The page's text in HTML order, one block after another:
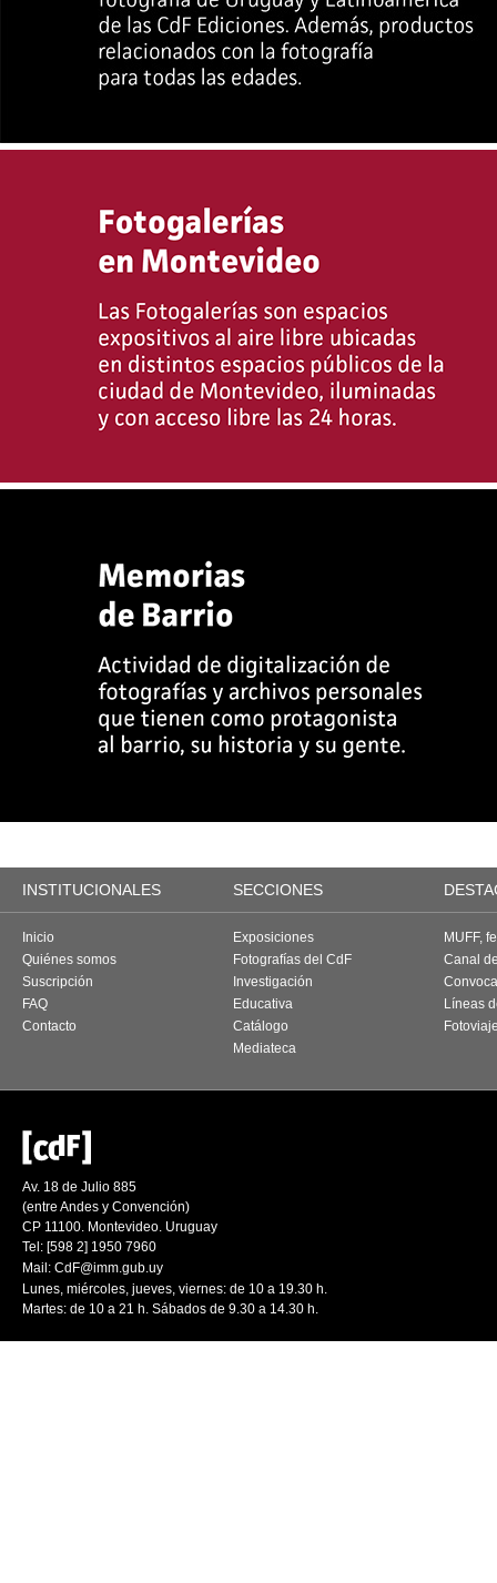
INSTITUCIONALES SECCIONES
Inicio
Quiénes somos
Suscripción
FAQ
Contacto
Exposiciones
Fotografías del CdF
Investigación
Educativa
Catálogo
Mediateca
MUFF,
Canal
Líneas
Av. 18 de Julio 885
(entre Andes y Convención)
CP 11100. Montevideo. Uruguay
Tel: [598 2] 1950 7960
Mail: CdF@imm.gub.uy
Lunes, miércoles, jueves, viernes: de 10 a 19.30 h.
Martes: de 10 a 21 h. Sábados de 9.30 a 14.30 h.